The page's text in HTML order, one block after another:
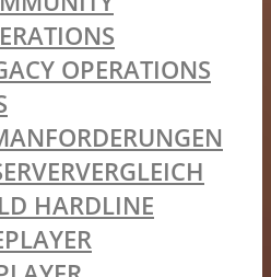
OPERATIONS
HARDLINE